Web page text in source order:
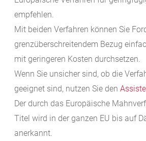
empfehlen.
Mit beiden Verfahren können Sie
grenzüberschreitendem Bezug
mit geringeren Kosten durchsetzen.
Wenn Sie unsicher sind, ob die
geeignet sind, nutzen Sie den
Der durch das Europäische
Titel wird in der ganzen EU bis auf
anerkannt.